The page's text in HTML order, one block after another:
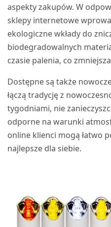
aspekty zakupów. W
sklepy internetowe
ekologiczne wkłady do
biodegradowalnych
czasie palenia, co
Dostępne są także
łączą tradycję z
tygodniami, nie
odporne na warunki
online klienci mogą łatwo
najlepsze dla siebie.